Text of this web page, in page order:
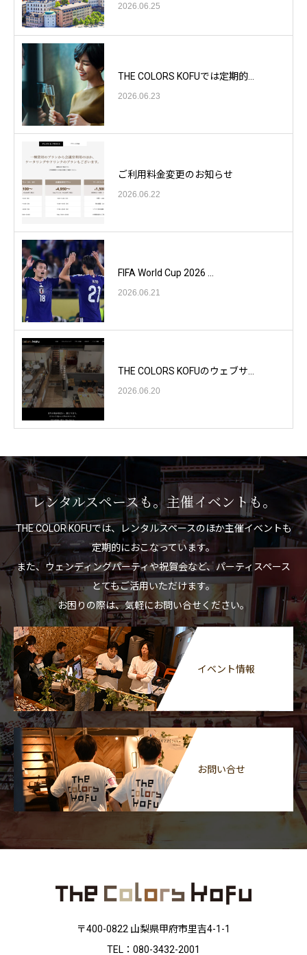
2026.06.25
THE COLORS KOFUでは定期的...
2026.06.23
ご利用料金変更のお知らせ
2026.06.22
FIFA World Cup 2026 ...
2026.06.21
THE COLORS KOFUのウェブサ...
2026.06.20
レンタルスペースも。主催イベントも。
THE COLOR KOFUでは、レンタルスペースのほか主催イベントも
定期的におこなっています。
また、ウェンディングパーティや祝賀会など、パーティスペース
とてもご活用いただけます。
お困りの際は、気軽にお問い合せください。
イベント情報
お問い合せ
〒400-0822 山梨県甲府市里吉4-1-1
TEL：080-3432-2001